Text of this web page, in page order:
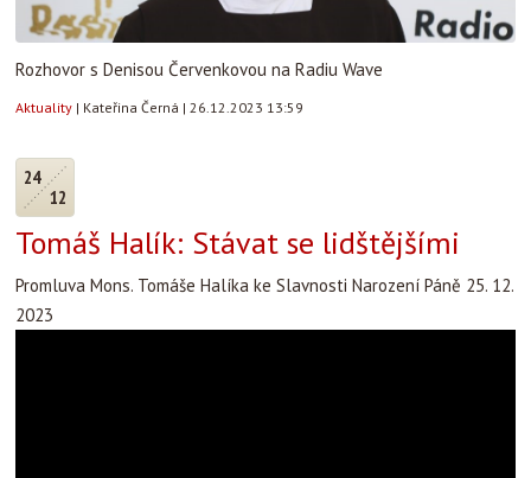
Rozhovor s Denisou Červenkovou na Radiu Wave
Aktuality | Kateřina Černá | 26.12.2023 13:59
24
12
Tomáš Halík: Stávat se lidštějšími
Promluva Mons. Tomáše Halíka ke Slavnosti Narození Páně 25. 12.
2023